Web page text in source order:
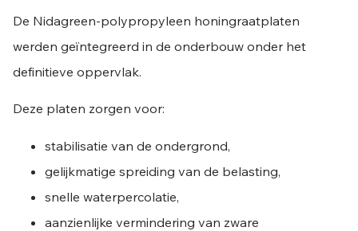
De Nidagreen-polypropyleen honingraatplaten
werden geïntegreerd in de onderbouw onder het
definitieve oppervlak.
Deze platen zorgen voor:
stabilisatie van de ondergrond,
gelijkmatige spreiding van de belasting,
snelle waterpercolatie,
aanzienlijke vermindering van zware